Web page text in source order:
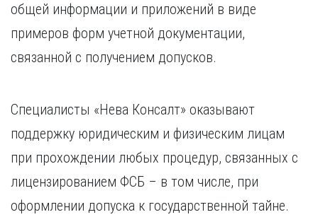
общей информации и приложений в виде
примеров форм учетной документации,
связанной с получением допусков.
Специалисты «Нева Консалт» оказывают
поддержку юридическим и физическим лицам
при прохождении любых процедур, связанных с
лицензированием ФСБ – в том числе, при
оформлении допуска к государственной тайне.